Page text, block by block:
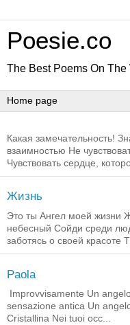
Poesie.co
The Best Poems On The
Какая замечательность!
взаимностью Не
Чувствовать сердце,
Жизнь
Это ты Ангел моей жизни
небесный Сойди среди
заботясь о своей красоте
Paola
Improvvisamente Un
sensazione antica Un
Cristallina Nei tuoi occ...